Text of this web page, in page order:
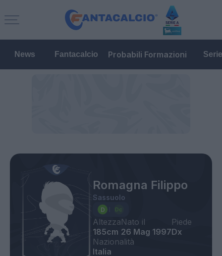
News Fantacalcio Probabili Formazioni
Romagna Filippo
Sassuolo
Altezza
185cm
Nato il
26 Mag 1997
Piede
Dx
Nazionalità
Italia